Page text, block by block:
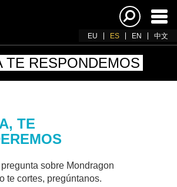
EU ES EN 中文
TE RESPONDEMOS
TE
sobre Mondragon
te cortes, pregúntanos.